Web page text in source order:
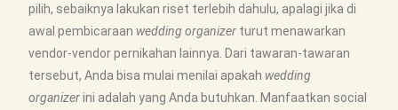
pilih, sebaiknya lakukan riset terlebih dahulu, apalagi jika di
awal pembicaraan wedding organizer turut menawarkan
vendor-vendor pernikahan lainnya. Dari tawaran-tawaran
tersebut, Anda bisa mulai menilai apakah wedding
organizerini adalah yang Anda butuhkan. Manfaatkan social